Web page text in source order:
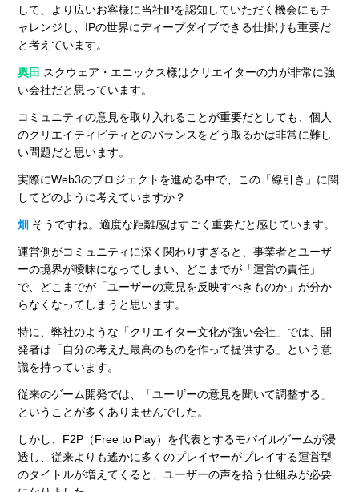
して、より広いお客様に当社IPを認知していただく機会にもチ
ャレンジし、IPの世界にディープダイブできる仕掛けも重要だ
と考えています。
奥田 スクウェア・エニックス様はクリエイターの力が非常に強
い会社だと思っています。
コミュニティの意見を取り入れることが重要だとしても、個人
のクリエイティビティとのバランスをどう取るかは非常に難し
い問題だと思います。
実際にWeb3のプロジェクトを進める中で、この「線引き」に関
してどのように考えていますか？
畑 そうですね。適度な距離感はすごく重要だと感じています。
運営側がコミュニティに深く関わりすぎると、事業者とユーザ
ーの境界が曖昧になってしまい、どこまでが「運営の責任」
で、どこまでが「ユーザーの意見を反映すべきものか」が分か
らなくなってしまうと思います。
特に、弊社のような「クリエイター文化が強い会社」では、開
発者は「自分の考えた最高のものを作って提供する」という意
識を持っています。
従来のゲーム開発では、「ユーザーの意見を聞いて調整する」
ということが多くありませんでした。
しかし、F2P（Free to Play）を代表とするモバイルゲームが浸
透し、従来よりも遙かに多くのプレイヤーがプレイする運営型
のタイトルが増えてくると、ユーザーの声を拾う仕組みが必要